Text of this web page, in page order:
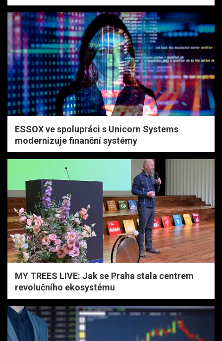
ESSOX ve spolupráci s Unicorn Systems
modernizuje finanční systémy
MY TREES LIVE: Jak se Praha stala centrem
revolučního ekosystému